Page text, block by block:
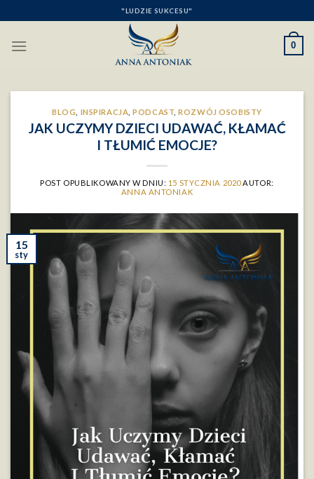
to
content
"LUDZIE SUKCESU"
0
BLOG INSPIRACJA ,PODCAST ,ROZWÓJ OSOBISTY
JAK UCZYMY DZIECI UDAWAĆ, KŁAMAĆ
I TŁUMIĆ EMOCJE?
POST OPUBLIKOWANY W DNIU: 15 STYCZNIA 2020AUTOR:
ANNA ANTONIAK
15
sty